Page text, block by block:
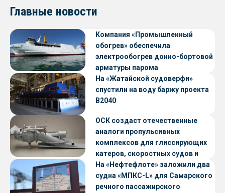
Главные новости
Компания «Промышленный
обогрев» обеспечила
электрообогрев донно-бортовой
арматуры парома
«Петропавловск» проекта CNF22
На «Жатайской судоверфи»
спустили на воду баржу проекта
В2040
ОСК создаст отечественные
аналоги пропульсивных
комплексов для глиссирующих
катеров, скоростных судов и
судов с малой осадкой
На «Нефтефлоте» заложили два
судна «МПКС-L» для Самарского
речного пассажирского